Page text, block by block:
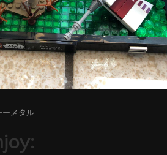
ーメタル